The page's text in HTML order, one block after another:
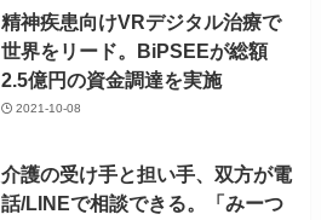
精神疾患向けVRデジタル治療で
世界をリード。BiPSEEが総額
2.5億円の資金調達を実施
2021-10-08
介護の受け手と担い手、双方が電
話/LINEで相談できる。「みーつ